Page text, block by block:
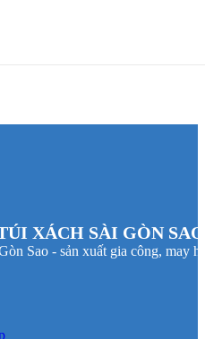
XÁCH SÀI GÒN
Sao - sản xuất gia công, may